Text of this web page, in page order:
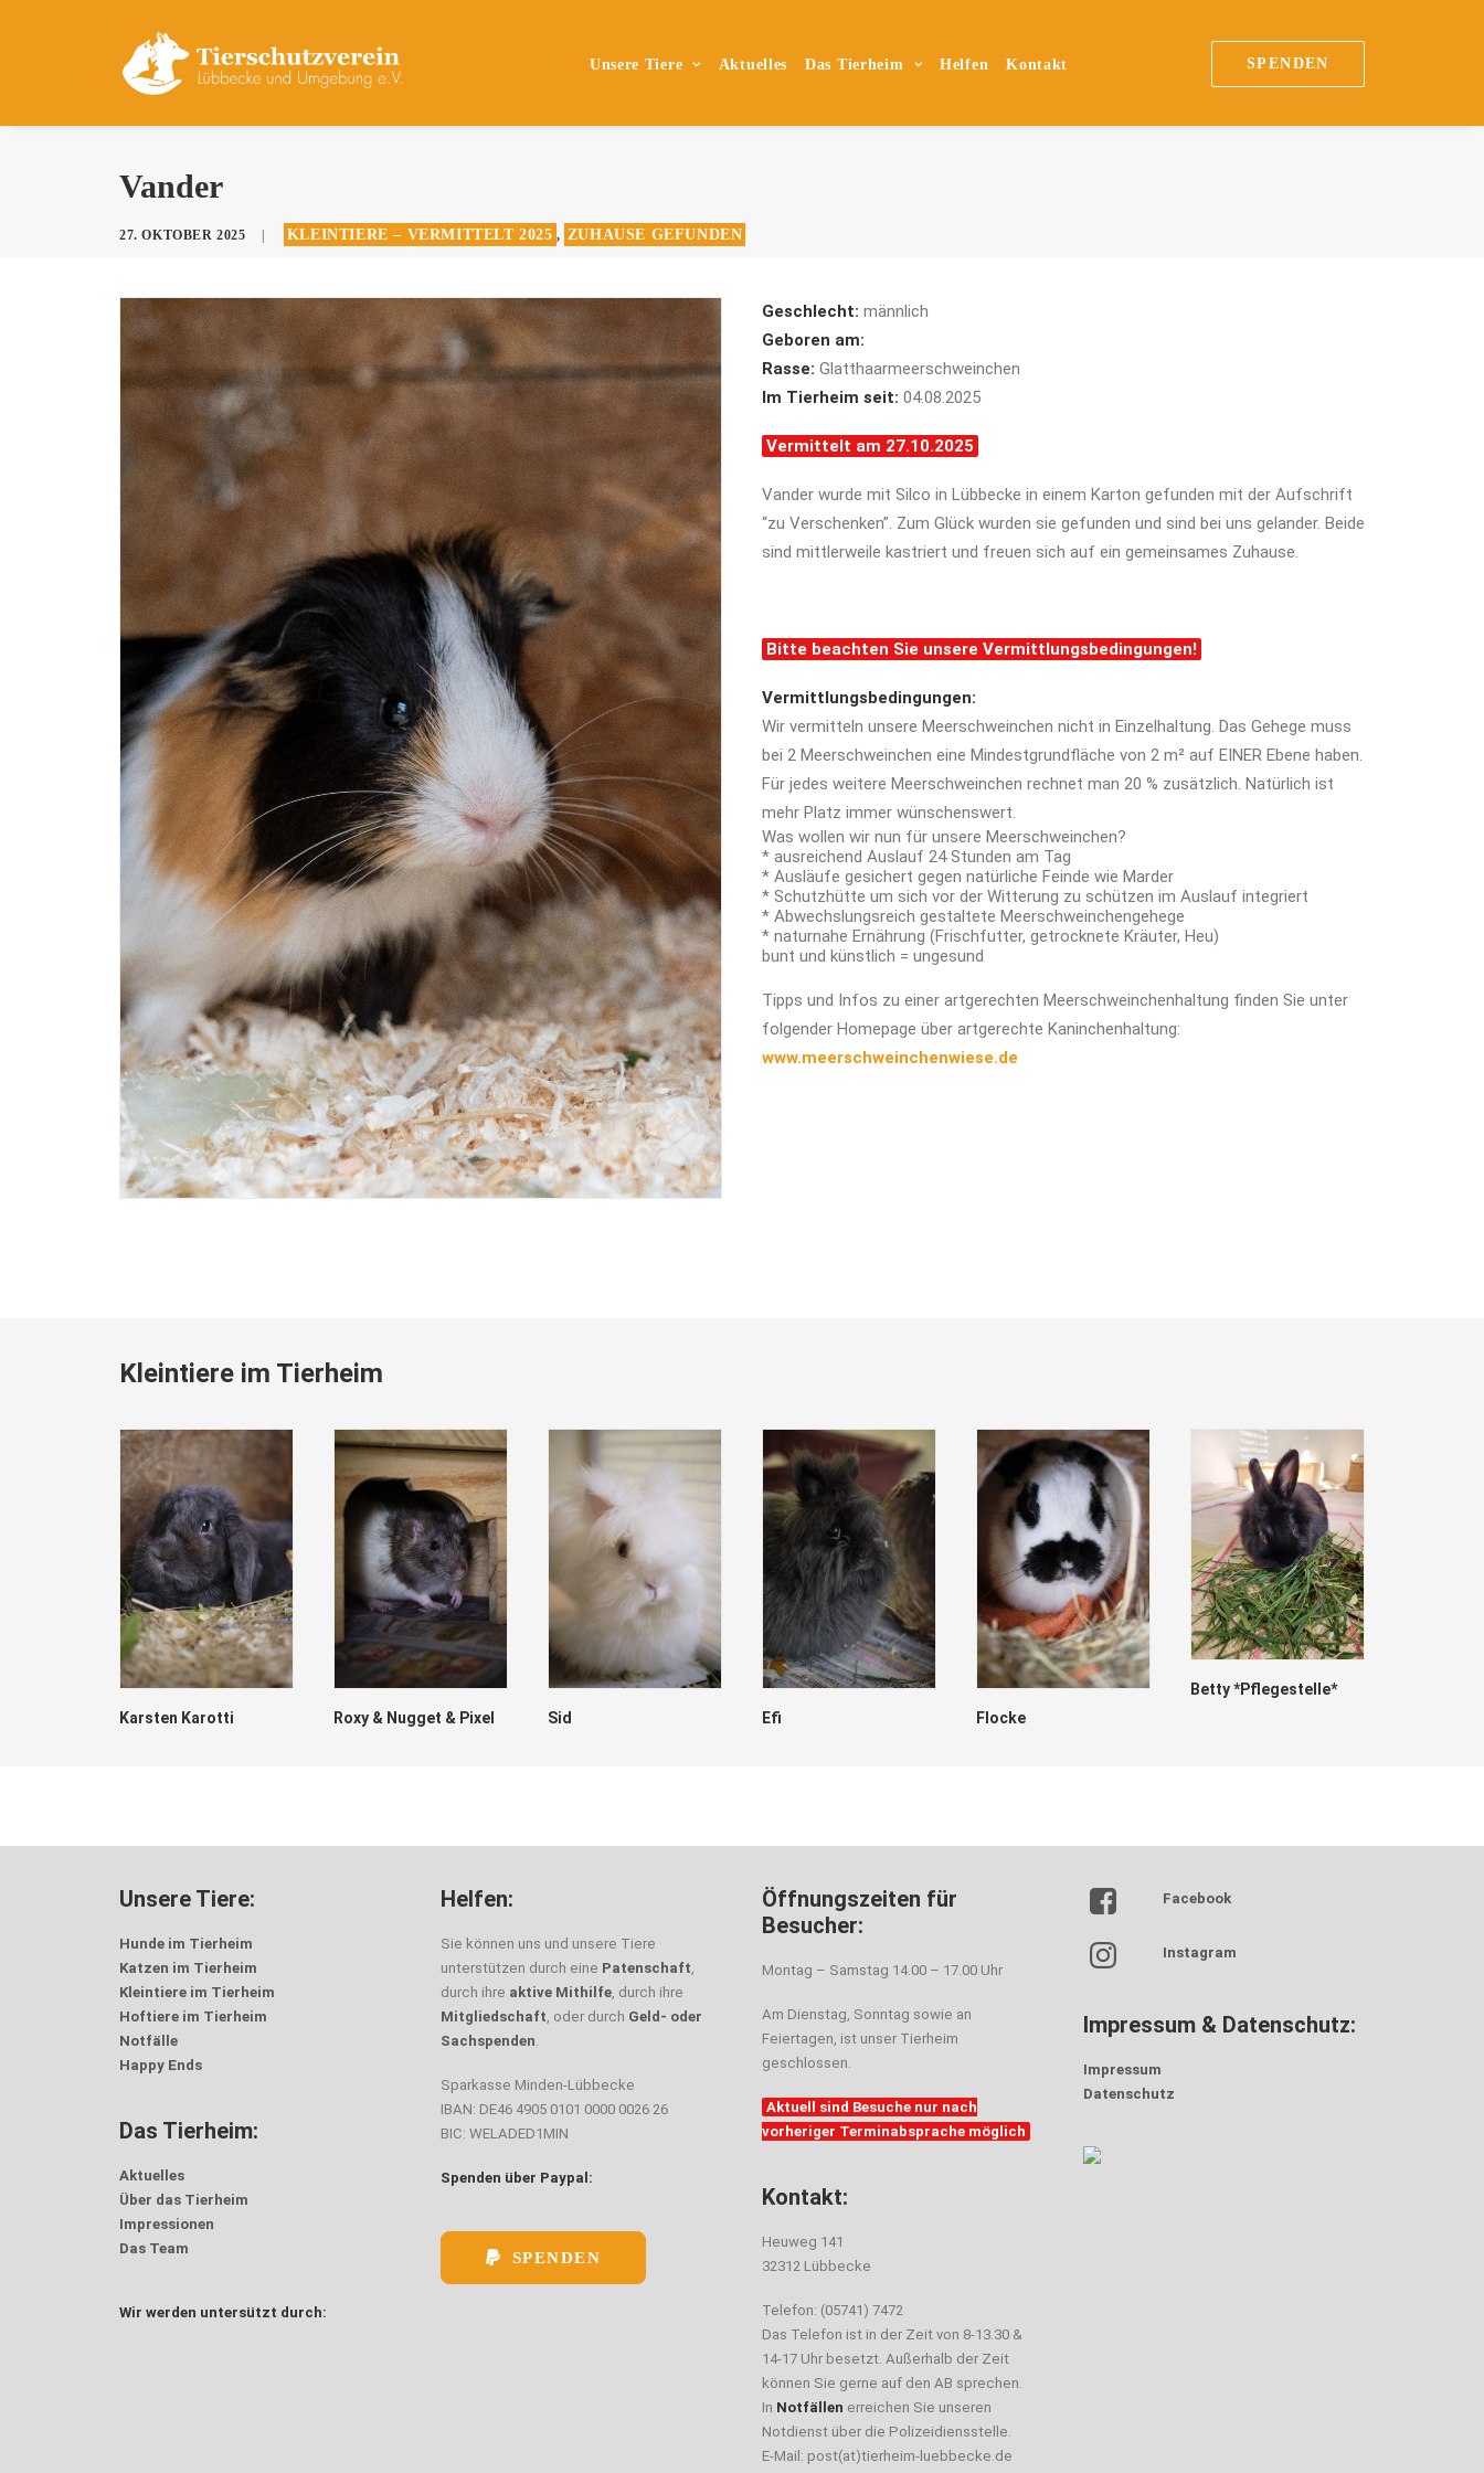
Unsere Tiere Aktuelles Das Tierheim Helfen Kontakt SPENDEN
Vander
27. OKTOBER 2025 KLEINTIERE – VERMITTELT 2025 , ZUHAUSE GEFUNDEN
Geschlecht: männlich
Geboren am:
Rasse: Glatthaarmeerschweinchen
Im Tierheim seit: 04.08.2025
Vermittelt am 27.10.2025
Vander wurde mit Silco in Lübbecke in einem Karton gefunden mit der Aufschrift
“zu Verschenken”. Zum Glück wurden sie gefunden und sind bei uns gelander. Beide
sind mittlerweile kastriert und freuen sich auf ein gemeinsames Zuhause.
Bitte beachten Sie unsere Vermittlungsbedingungen!
Vermittlungsbedingungen:
Wir vermitteln unsere Meerschweinchen nicht in Einzelhaltung. Das Gehege muss
bei 2 Meerschweinchen eine Mindestgrundfläche von 2 m² auf EINER Ebene haben.
Für jedes weitere Meerschweinchen rechnet man 20 % zusätzlich. Natürlich ist
mehr Platz immer wünschenswert.
Was wollen wir nun für unsere Meerschweinchen?
* ausreichend Auslauf 24 Stunden am Tag
* Ausläufe gesichert gegen natürliche Feinde wie Marder
* Schutzhütte um sich vor der Witterung zu schützen im Auslauf integriert
* Abwechslungsreich gestaltete Meerschweinchengehege
* naturnahe Ernährung (Frischfutter, getrocknete Kräuter, Heu)
bunt und künstlich = ungesund
Tipps und Infos zu einer artgerechten Meerschweinchenhaltung finden Sie unter
folgender Homepage über artgerechte Kaninchenhaltung:
www.meerschweinchenwiese.de
Kleintiere im Tierheim
Karsten Karotti Roxy & Nugget & Pixel Sid Efi Flocke
Betty *Pflegestelle*
Unsere Tiere:
Hunde im Tierheim
Katzen im Tierheim
Kleintiere im Tierheim
Hoftiere im Tierheim
Notfälle
Happy Ends
Das Tierheim:
Aktuelles
Über das Tierheim
Impressionen
Das Team
Wir werden untersützt durch:
Helfen:
Sie können uns und unsere Tiere
unterstützen durch eine Patenschaft,
durch ihre aktive Mithilfe, durch ihre
Mitgliedschaft, oder durch Geld- oder
Sachspenden.
Sparkasse Minden-Lübbecke
IBAN: DE46 4905 0101 0000 0026 26
BIC: WELADED1MIN
Spenden über Paypal:
SPENDEN
Öffnungszeiten für
Besucher:
Montag – Samstag 14.00 – 17.00 Uhr
Am Dienstag, Sonntag sowie an
Feiertagen, ist unser Tierheim
geschlossen.
Aktuell sind Besuche nur nach
vorheriger Terminabsprache möglich
Kontakt:
Heuweg 141
32312 Lübbecke
Telefon: (05741) 7472
Das Telefon ist in der Zeit von 8-13.30 &
14-17 Uhr besetzt. Außerhalb der Zeit
können Sie gerne auf den AB sprechen.
In Notfällen erreichen Sie unseren
Notdienst über die Polizeidiensstelle.
E-Mail: post(at)tierheim-luebbecke.de
Facebook
Instagram
Impressum & Datenschutz:
Impressum
Datenschutz